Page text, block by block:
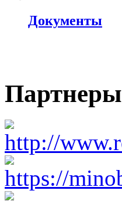
Документы
Партнеры